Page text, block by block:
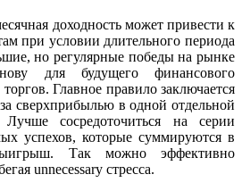
доходность может привести к
при условии длительного периода
но регулярные победы на рынке
для будущего финансового
Главное правило заключается
сверхприбылью в одной отдельной
сосредоточиться на серии
успехов, которые суммируются в
Так можно эффективно
unnecessary стресса.